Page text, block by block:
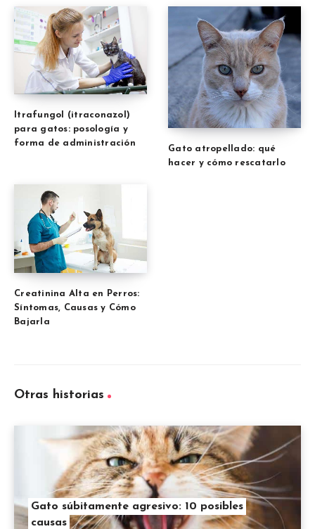
Itrafungol (itraconazol)
para gatos: posología y
forma de administración
Gato atropellado: qué
hacer y cómo rescatarlo
Creatinina Alta en Perros:
Síntomas, Causas y Cómo
Bajarla
Otras historias
Gato súbitamente agresivo: 10 posibles
causas